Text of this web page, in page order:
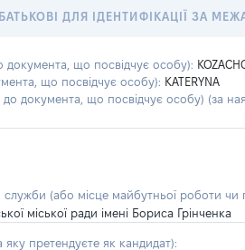
ДЛЯ ІДЕНТИФІКАЦІЇ ЗА
документа, що посвідчує особу):
що посвідчує особу): KATERYNA
до документа, що посвідчує особу) (за
служби (або місце майбутньої роботи чи
міської ради імені Бориса Грінченка
яку претендуєте як кандидат):